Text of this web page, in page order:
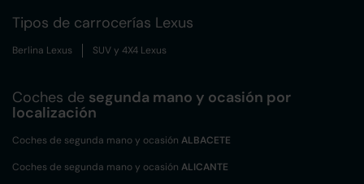
Tipos de carrocerías Lexus
Berlina Lexus SUV y 4X4 Lexus
Coches de segunda mano y ocasión por
localización
Coches de segunda mano y ocasión ALBACETE
Coches de segunda mano y ocasión ALICANTE